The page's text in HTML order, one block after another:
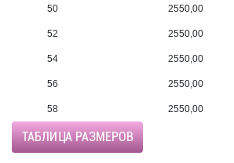
50 2550,00
52 2550,00
54 2550,00
56 2550,00
58 2550,00
ТАБЛИЦА РАЗМЕРОВ